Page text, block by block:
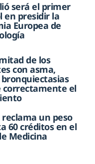
será el primer
en presidir la
Europea de
de los
con asma,
bronquiectasias
correctamente el
un peso
60 créditos en el
Medicina